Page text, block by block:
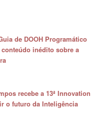
de DOOH Programático
inédito sobre a
recebe a 13ª Innovation
o futuro da Inteligência